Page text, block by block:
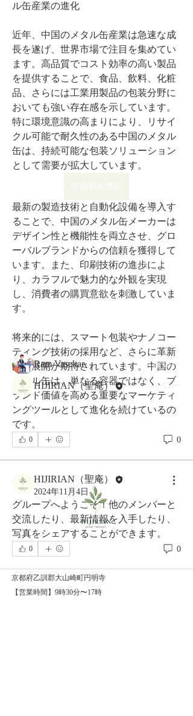
ル缶産業の進化
近年、中国のメタル缶産業は急速な成
長を遂げ、世界市場で注目を集めてい
ます。高品質でコスト効率の高い製品
を提供することで、食品、飲料、化粧
品、さらには工業用製品の包装分野に
おいても強い存在感を示しています。
特に環境意識の高まりにより、リサイ
クル可能で耐久性のある中国のメタル
缶は、持続可能な包装ソリューション
として需要が拡大しています。
最新の製造技術と自動化設備を導入す
ることで、中国のメタル缶メーカーは
デザイン性と機能性を両立させ、グロ
ーバルブランドからの信頼を獲得して
います。また、印刷技術の進歩によ
り、カラフルで魅力的な外観を実現
し、消費者の購買意欲を刺激していま
す。
将来的には、スマート包装やナノコー
ティング技術の採用など、さらに革新
的な展開が期待されています。中国の
メタル缶は、単なる容器ではなく、ブ
ランド価値を高める重要なマーケティ
ングツールとして進化を続けているの
です。
0 0
HIJIRIAN（聖庵）
2024年11月4日
グループへようこそ！他のメンバーと
交流したり、最新情報を入手したり、
写真をシェアすることができます。
0 0
グループについて
グループへようこそ！他のメンバーと
交流したり、最新情報を入手したり、
動画をシェアすることができます。
メンバー
Ram Vasekar
フォロー
HIJIRIAN（聖庵）
フォロー
すべてのメンバーを表示（2名）
京都府乙訓郡大山崎町円明寺
【営業時間】9時30分〜17時